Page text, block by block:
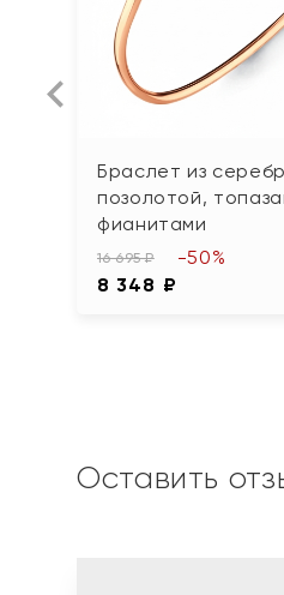
Браслет из
позолотой,
фианитами
16 695 ₽
8 348 ₽
-50%
Оставить